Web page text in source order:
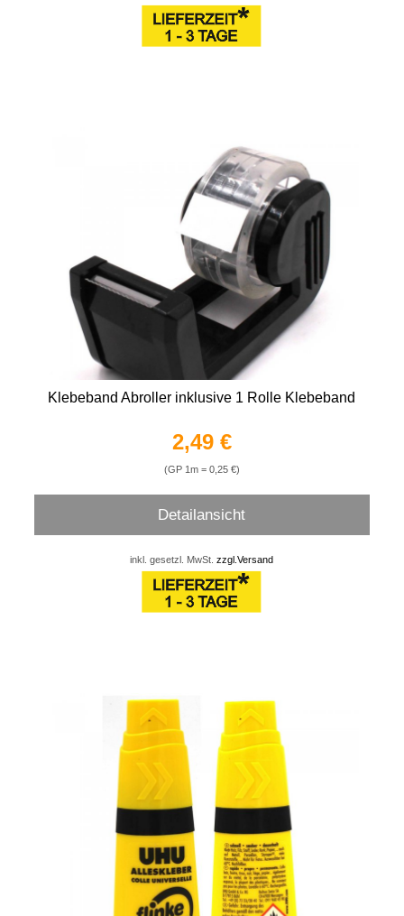
Klebeband Abroller inklusive 1 Rolle Klebeband
2,49 €
(GP 1m = 0,25 €)
Detailansicht
inkl. gesetzl. MwSt.zzgl.Versand